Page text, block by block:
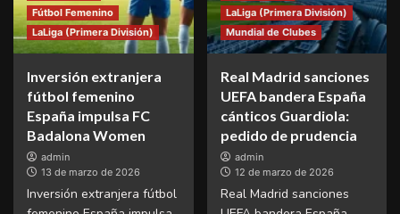
Fútbol Femenino
LaLiga (Primera División)
Inversión extranjera
fútbol femenino
España impulsa FC
Badalona Women
admin
13 de marzo de 2026
Inversión extranjera fútbol
LaLiga (Primera División)
Mundial de Clubes
Real Madrid sanciones
UEFA bandera España
cánticos Guardiola:
pedido de prudencia
admin
12 de marzo de 2026
Real Madrid sanciones